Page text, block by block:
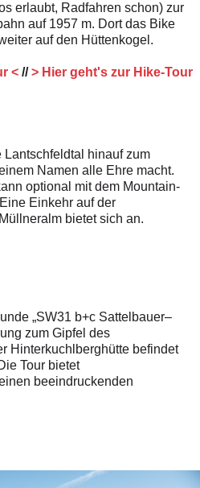
erlaubt, Radfahren schon) zur
auf 1957 m. Dort das Bike
auf den Hüttenkogel.
< //> Hier geht's zur Hike-Tour
hinauf zum
Namen alle Ehre macht.
optional mit dem Mountain­
Einkehr auf der
bietet sich an.
„SW31 b+c Sattelbauer–
zum Gipfel des
Hinterkuchlberghütte befindet
Tour bietet
beeindruckenden